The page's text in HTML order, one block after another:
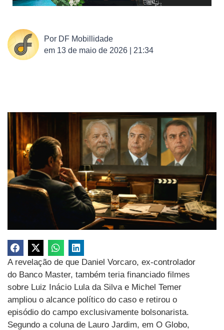
Por DF Mobillidade
em 13 de maio de 2026 | 21:34
A revelação de que Daniel Vorcaro, ex-controlador
do Banco Master, também teria financiado filmes
sobre Luiz Inácio Lula da Silva e Michel Temer
ampliou o alcance político do caso e retirou o
episódio do campo exclusivamente bolsonarista.
Segundo a coluna de Lauro Jardim, em O Globo,